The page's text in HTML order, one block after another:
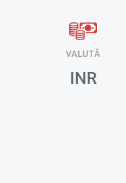
VALUTĂ
INR